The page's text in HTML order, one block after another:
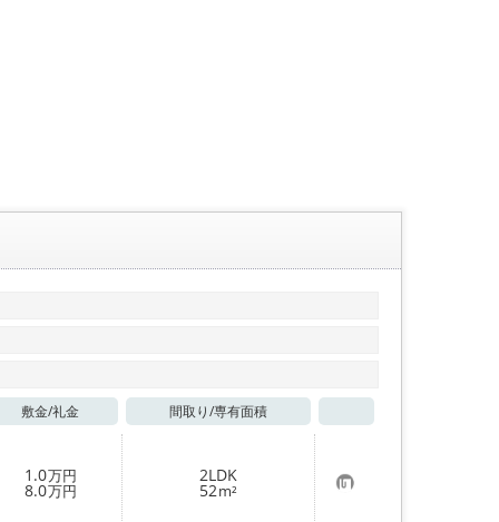
敷金/礼金 間取り/専有面積
1.0万円
8.0万円
2LDK
52m² お
気